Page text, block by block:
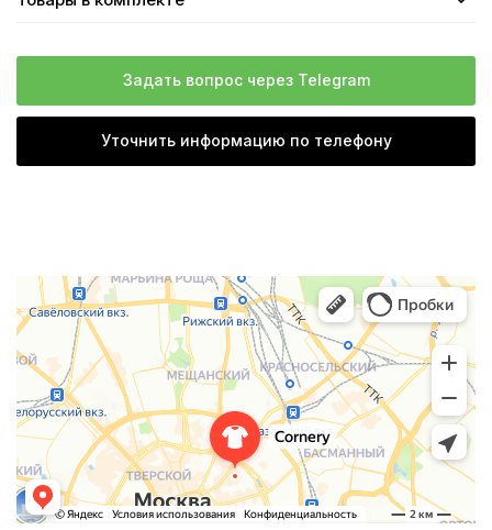
Задать вопрос через Telegram
Уточнить информацию по телефону